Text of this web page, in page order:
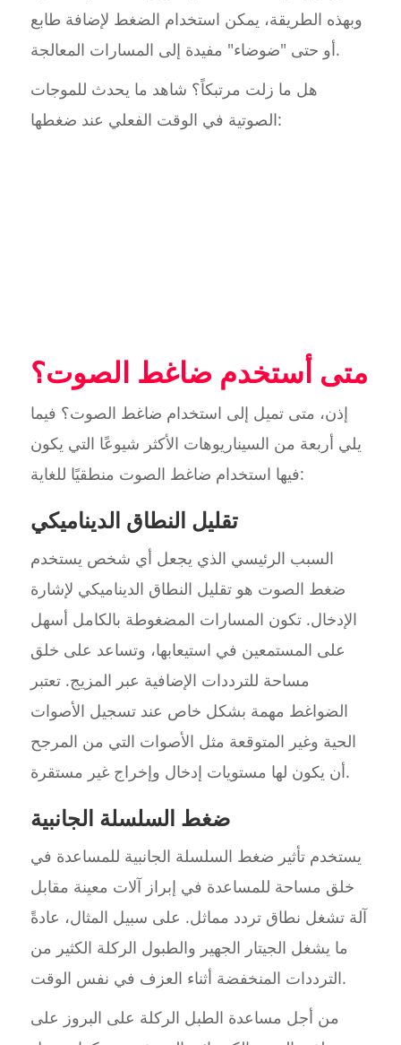
وبهذه الطريقة، يمكن استخدام الضغط لإضافة طابع
أو حتى "ضوضاء" مفيدة إلى المسارات المعالجة.
هل ما زلت مرتبكاً؟ شاهد ما يحدث للموجات
الصوتية في الوقت الفعلي عند ضغطها:
متى أستخدم ضاغط الصوت؟
إذن، متى تميل إلى استخدام ضاغط الصوت؟ فيما
يلي أربعة من السيناريوهات الأكثر شيوعًا التي يكون
فيها استخدام ضاغط الصوت منطقيًا للغاية:
تقليل النطاق الديناميكي
السبب الرئيسي الذي يجعل أي شخص يستخدم
ضغط الصوت هو تقليل النطاق الديناميكي لإشارة
الإدخال. تكون المسارات المضغوطة بالكامل أسهل
على المستمعين في استيعابها، وتساعد على خلق
مساحة للترددات الإضافية عبر المزيج. تعتبر
الضواغط مهمة بشكل خاص عند تسجيل الأصوات
الحية وغير المتوقعة مثل الأصوات التي من المرجح
أن يكون لها مستويات إدخال وإخراج غير مستقرة.
ضغط السلسلة الجانبية
يستخدم تأثير ضغط السلسلة الجانبية للمساعدة في
خلق مساحة للمساعدة في إبراز آلات معينة مقابل
آلة تشغل نطاق تردد مماثل. على سبيل المثال، عادةً
ما يشغل الجيتار الجهير والطبول الركلة الكثير من
الترددات المنخفضة أثناء العزف في نفس الوقت.
من أجل مساعدة الطبل الركلة على البروز على